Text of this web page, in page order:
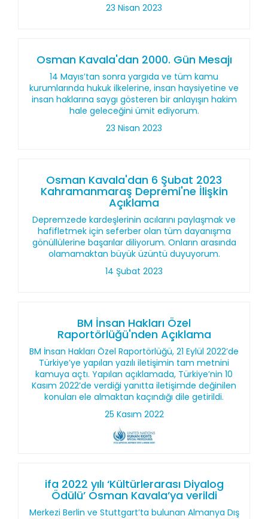
23 Nisan 2023
Osman Kavala'dan 2000. Gün Mesajı
14 Mayıs’tan sonra yargıda ve tüm kamu
kurumlarında hukuk ilkelerine, insan haysiyetine ve
insan haklarına saygı gösteren bir anlayışın hakim
hale geleceğini ümit ediyorum.
23 Nisan 2023
Osman Kavala'dan 6 Şubat 2023
Kahramanmaraş Depremi'ne İlişkin
Açıklama
Depremzede kardeşlerinin acılarını paylaşmak ve
hafifletmek için seferber olan tüm dayanışma
gönüllülerine başarılar diliyorum. Onların arasında
olamamaktan büyük üzüntü duyuyorum.
14 Şubat 2023
BM İnsan Hakları Özel
Raportörlüğü'nden Açıklama
BM İnsan Hakları Özel Raportörlüğü, 21 Eylül 2022’de
Türkiye’ye yapılan yazılı iletişimin tam metnini
kamuya açtı. Yapılan açıklamada, Türkiye’nin 10
Kasım 2022’de verdiği yanıtta iletişimde değinilen
konuları ele almaktan kaçındığı dile getirildi.
25 Kasım 2022
ifa 2022 yılı ‘Kültürlerarası Diyalog
Ödülü’ Osman Kavala’ya verildi
Merkezi Berlin ve Stuttgart’ta bulunan Almanya Dış